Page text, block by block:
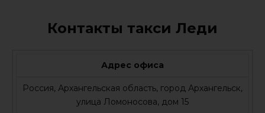
Контакты такси Леди
Адрес офиса
Россия, Архангельская область, город Архангельск,
улица Ломоносова, дом 15